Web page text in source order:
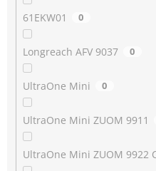
61EKW01 0
Longreach AFV 9037 0
UltraOne Mini 0
UltraOne Mini ZUOM 9911
UltraOne Mini ZUOM 9922